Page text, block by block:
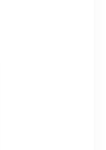
6633
日・祝】10:00～19:00
10:00〜21:00